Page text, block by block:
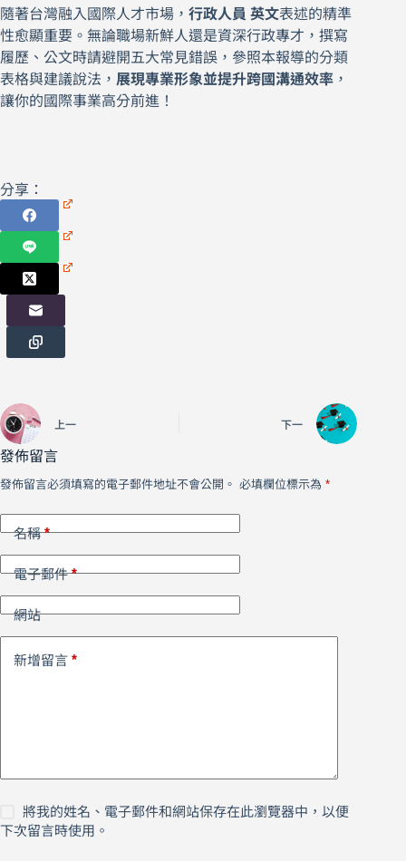
隨著台灣融入國際人才市場， 行政人員 英文表述的精準
性愈顯重要。無論職場新鮮人還是資深行政專才，撰寫
履歷、公文時請避開五大常見錯誤，參照本報導的分類
表格與建議說法， 展現專業形象並提升跨國溝通效率 ，
讓你的國際事業高分前進！
分享：
上一 下一
發佈留言
發佈留言必須填寫的電子郵件地址不會公開。 必填欄位標示為 *
名稱*
電子郵件*
網站
新增留言 *
將我的姓名、電子郵件和網站保存在此瀏覽器中，以便
下次留言時使用。